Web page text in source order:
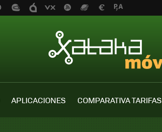
APLICACIONES COMPARATIVA TARIFAS